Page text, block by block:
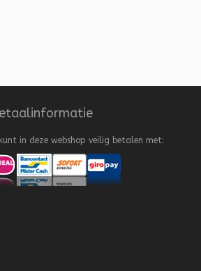
in deze webshop veilig betalen met: